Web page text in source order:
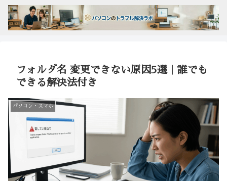
フォルダ名 変更できない原因5選｜誰でも
できる解決法付き
パソコン・スマホ